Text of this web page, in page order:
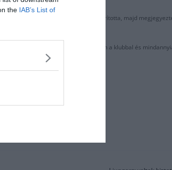
the IAB’s List of
a kulcsjátékosai sérüléseivel hárította, majd
az ilyen. Egyértelműek a céljaim a klubbal és